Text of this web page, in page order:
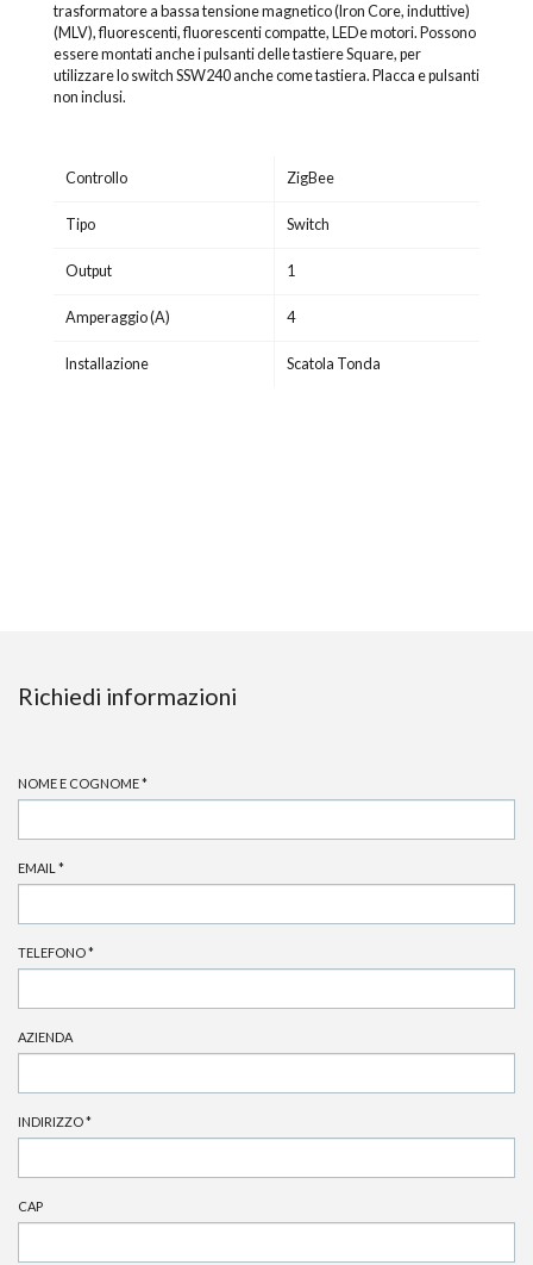
trasformatore a bassa tensione magnetico (Iron Core, induttive)
(MLV), fluorescenti, fluorescenti compatte, LEDe motori. Possono
essere montati anche i pulsanti delle tastiere Square, per
utilizzare lo switch SSW240 anche come tastiera. Placca e pulsanti
non inclusi.
Controllo ZigBee
Tipo Switch
Output 1
Amperaggio (A) 4
Installazione Scatola Tonda
Richiedi informazioni
NOME E COGNOME*
EMAIL *
TELEFONO*
AZIENDA
INDIRIZZO*
CAP